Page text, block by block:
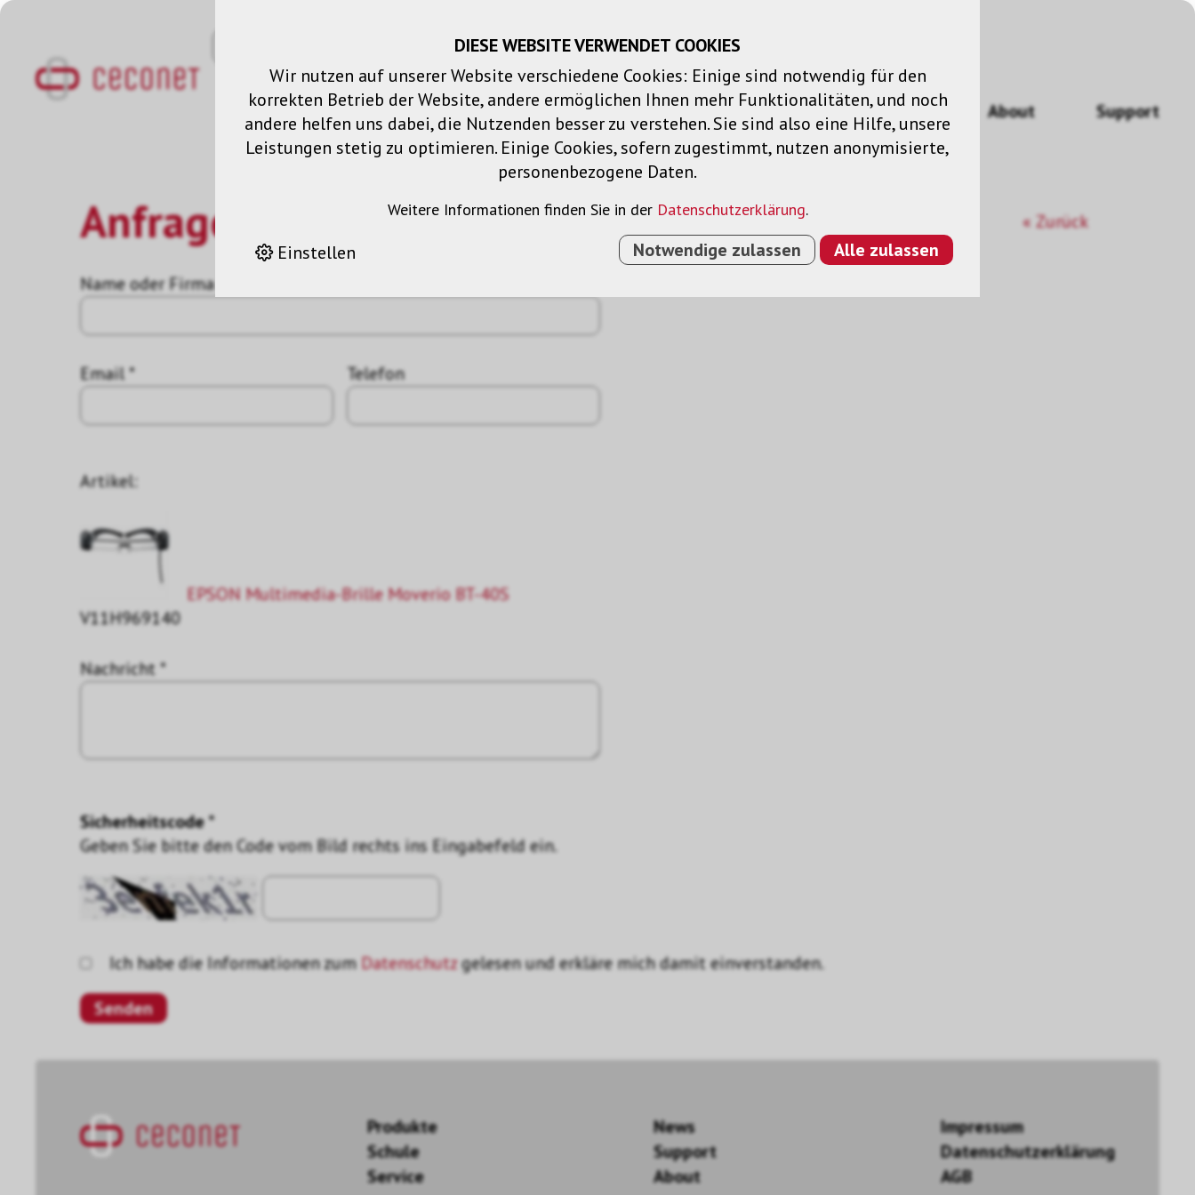
Warenkorb Merklisten Login
Produkte Lösungen Dienstleistungen News About Support
« Zurück
Anfrage
Name oder Firma *
Email * Telefon
Artikel:
EPSON Multimedia-Brille Moverio BT-40S
V11H969140
Nachricht *
Sicherheitscode *
Geben Sie bitte den Code vom Bild rechts ins Eingabefeld ein.
Ich habe die Informationen zumDatenschutzgelesen und erkläre mich damit einverstanden.
Produkte
Schule
Service
News
Support
About
Impressum
Datenschutzerklärung
AGB
DIESE WEBSITE VERWENDET COOKIES
Wir nutzen auf unserer Website verschiedene Cookies: Einige sind notwendig für den
korrekten Betrieb der Website, andere ermöglichen Ihnen mehr Funktionalitäten, und noch
andere helfen uns dabei, die Nutzenden besser zu verstehen. Sie sind also eine Hilfe, unsere
Leistungen stetig zu optimieren. Einige Cookies, sofern zugestimmt, nutzen anonymisierte,
personenbezogene Daten.
Weitere Informationen finden Sie in der Datenschutzerklärung.
Einstellen Notwendige zulassen Alle zulassen